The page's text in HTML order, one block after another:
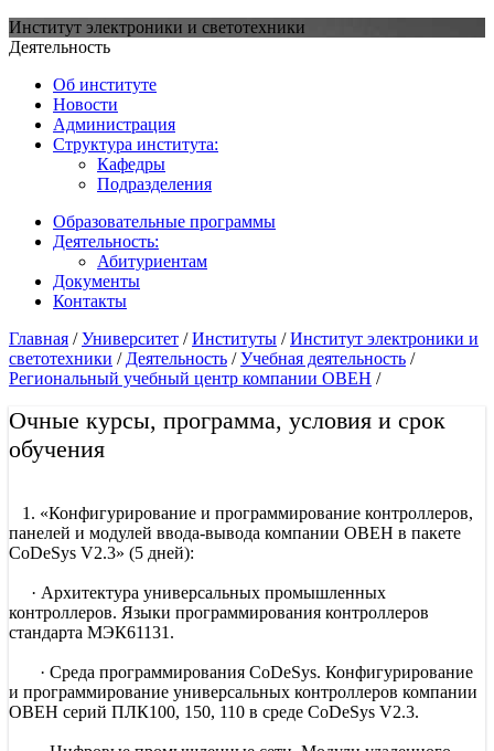
Институт электроники и светотехники
Деятельность
Об институте
Новости
Администрация
Структура института:
Кафедры
Подразделения
Образовательные программы
Деятельность:
Абитуриентам
Документы
Контакты
Главная /Университет /Институты /Институт электроники и
светотехники / Деятельность /Учебная деятельность /
Региональный учебный центр компании ОВЕН /
Очные курсы, программа, условия и срок
обучения
1. «Конфигурирование и программирование контроллеров,
панелей и модулей ввода-вывода компании ОВЕН в пакете
CoDeSys V2.3» (5 дней):
· Архитектура универсальных промышленных
контроллеров. Языки программирования контроллеров
стандарта МЭК61131.
· Среда программирования CoDeSys. Конфигурирование
и программирование универсальных контроллеров компании
ОВЕН серий ПЛК100, 150, 110 в среде CoDeSys V2.3.